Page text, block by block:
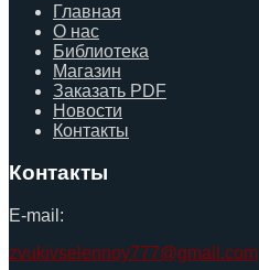
Главная
О нас
Библиотека
Магазин
Заказать PDF
Новости
Контакты
Контакты
E-mail:
zvukivselennoy777@gmail.com